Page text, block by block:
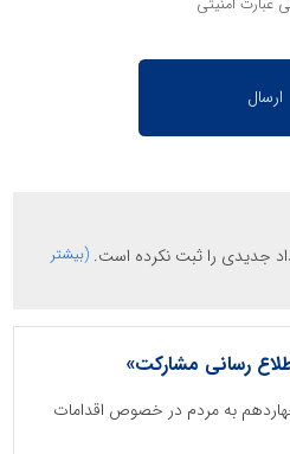
جدیدی را ثبت نکرده است. (بیشتر
رسانی مشارکت»
به مردم در خصوص اقدامات